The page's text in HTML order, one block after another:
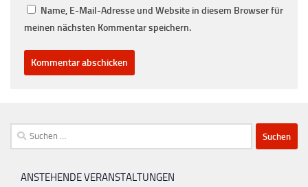
Name, E-Mail-Adresse und Website in diesem Browser für
meinen nächsten Kommentar speichern.
Suchen
nach:
ANSTEHENDE VERANSTALTUNGEN